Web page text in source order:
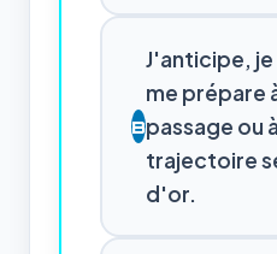
B
J'anticipe,
me prépare
passage ou
trajectoire
d'or.